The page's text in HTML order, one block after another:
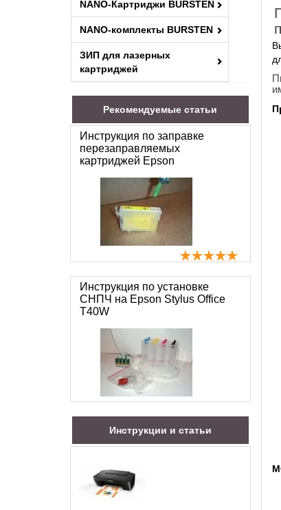
NANO-Картриджи BURSTEN
NANO-комплекты BURSTEN
ЗИП для лазерных
картриджей
Рекомендуемые статьи
Инструкция по заправке
перезаправляемых
картриджей Epson
Инструкция по установке
СНПЧ на Epson Stylus Office
T40W
Инструкции и статьи